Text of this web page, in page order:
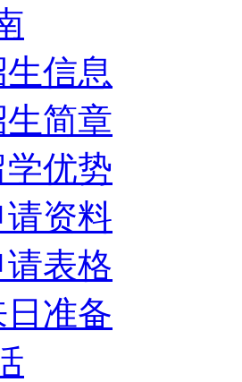
信息
生简章
学优势
请资料
请表格
日准备